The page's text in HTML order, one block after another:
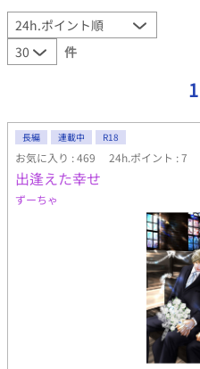
件
1
長編 連載中 R18
お気に入り : 469 24h.ポイント : 7
出逢えた幸せ
ずーちゃ